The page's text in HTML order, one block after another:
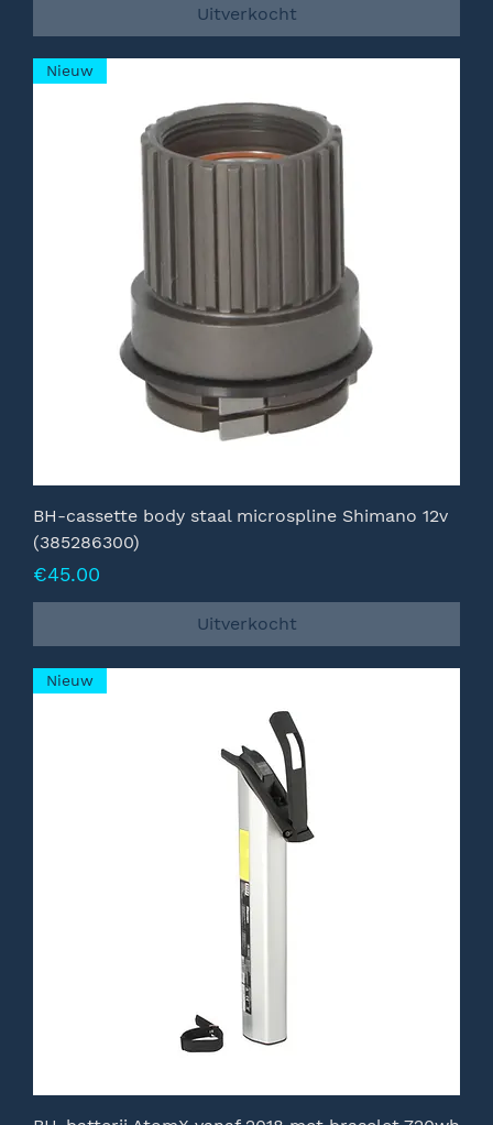
Uitverkocht
Nieuw
BH-cassette body staal microspline Shimano 12v
(385286300)
Prijs
€45.00
Uitverkocht
Nieuw